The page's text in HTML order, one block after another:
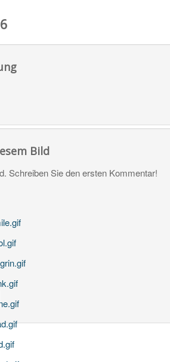
Bild
Schreiben Sie den ersten Kommentar!